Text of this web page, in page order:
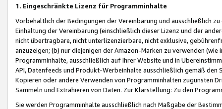
1. Eingeschränkte Lizenz für Programminhalte
Vorbehaltlich der Bedingungen der Vereinbarung und ausschließlich
Einhaltung der Vereinbarung (einschließlich dieser Lizenz und der
nicht übertragbare, nicht unterlizenzierbare, nicht exklusive,
anzuzeigen; (b) nur diejenigen der Amazon-Marken zu verwenden
Programminhalte, ausschließlich auf Ihrer Website und in
API, Datenfeeds und Produkt-Werbeinhalte ausschließlich gemäß
Kopieren oder andere Verwenden von Programminhalten zugunsten
Sammeln und Extrahieren von Daten. Zur Klarstellung: Zu den
Sie werden Programminhalte ausschließlich nach Maßgabe der